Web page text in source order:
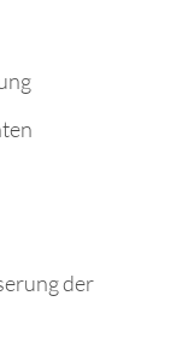
der